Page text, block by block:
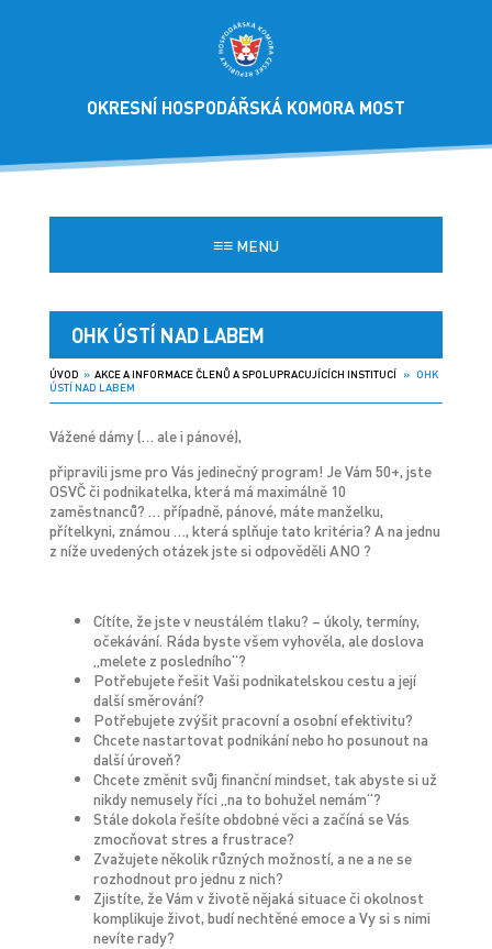
OKRESNÍ HOSPODÁŘSKÁ KOMORA MOST
≡≡MENU
OHK ÚSTÍ NAD LABEM
ÚVOD » AKCE A INFORMACE ČLENŮ A SPOLUPRACUJÍCÍCH INSTITUCÍ» OHK
ÚSTÍ NAD LABEM
Vážené dámy (… ale i pánové),
připravili jsme pro Vás jedinečný program! Je Vám 50+, jste
OSVČ či podnikatelka, která má maximálně 10
zaměstnanců? … případně, pánové, máte manželku,
přítelkyni, známou …, která splňuje tato kritéria? A na jednu
z níže uvedených otázek jste si odpověděli ANO ?
Cítíte, že jste v neustálém tlaku? – úkoly, termíny,
očekávání. Ráda byste všem vyhověla, ale doslova
„melete z posledního“?
Potřebujete řešit Vaši podnikatelskou cestu a její
další směrování?
Potřebujete zvýšit pracovní a osobní efektivitu?
Chcete nastartovat podnikání nebo ho posunout na
další úroveň?
Chcete změnit svůj finanční mindset, tak abyste si už
nikdy nemusely říci „na to bohužel nemám“?
Stále dokola řešíte obdobné věci a začíná se Vás
zmocňovat stres a frustrace?
Zvažujete několik různých možností, a ne a ne se
rozhodnout pro jednu z nich?
Zjistíte, že Vám v životě nějaká situace či okolnost
komplikuje život, budí nechtěné emoce a Vy si s nimi
nevíte rady?